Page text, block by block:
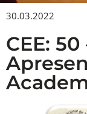
30.03.2022
CEE: